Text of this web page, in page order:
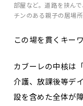
部屋など。道路を挟ん
チンのある親子の居場
この場を貫くキー
カブーレの中核は
介護、放課後等デ
設を含めた全体が